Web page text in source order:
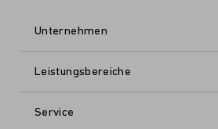
Unternehmen
Leistungsbereiche
Service